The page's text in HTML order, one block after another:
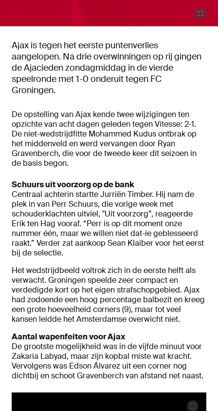
Ajax is tegen het eerste puntenverlies
aangelopen. Na drie overwinningen op rij gingen
de Ajacieden zondagmiddag in de vierde
speelronde met 1-0 onderuit tegen FC
Groningen.
De opstelling van Ajax kende twee wijzigingen ten
opzichte van acht dagen geleden tegen Vitesse: 2-1.
De niet-wedstrijdfitte Mohammed Kudus ontbrak op
het middenveld en werd vervangen door Ryan
Gravenberch, die voor de tweede keer dit seizoen in
de basis begon.
Schuurs uit voorzorg op de bank
Centraal achterin startte Jurriën Timber. Hij nam de
plek in van Perr Schuurs, die vorige week met
schouderklachten uitviel, "Uit voorzorg”, reageerde
Erik ten Hag vooraf. “Perr is op dit moment onze
nummer één, maar we willen niet dat-ie geblesseerd
raakt.” Verder zat aankoop Sean Klaiber voor het eerst
bij de selectie.
Het wedstrijdbeeld voltrok zich in de eerste helft als
verwacht. Groningen speelde zeer compact en
verdedigde kort op het eigen strafschopgebied. Ajax
had zodoende een hoog percentage balbezit en kreeg
een grote hoeveelheid corners (9), maar tot veel
kansen leidde het Amsterdamse overwicht niet.
Aantal wapenfeiten voor Ajax
De grootste mogelijkheid was in de vijfde minuut voor
Zakaria Labyad, maar zijn kopbal miste wat kracht.
Vervolgens was Edson Álvarez uit een corner nog
dichtbij en schoot Gravenberch van afstand net naast.